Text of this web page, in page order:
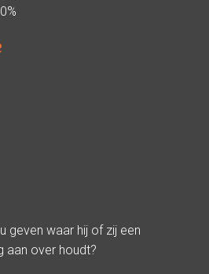
geven waar hij of zij een
aan over houdt?